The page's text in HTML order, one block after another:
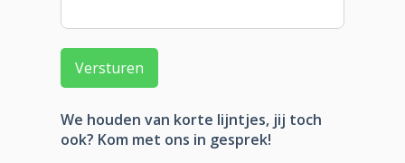
We houden van korte lijntjes, jij toch
ook? Kom met ons in gesprek!